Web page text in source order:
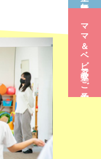
ママ＆ベビー教室☆ご予約